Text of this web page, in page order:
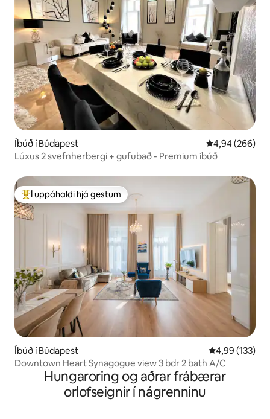
Íbúð í Búdapest 4,94 af 5 í
4,94 (266)
Lúxus 2 svefnherbergi + gufubað - Premium íbúð
Í mestu uppáhaldi hjá gestum
Í uppáhaldi hjá gestum
Íbúð í Búdapest 4,99 af 5 í
4,99 (133)
Downtown Heart Synagogue view 3 bdr 2 bath A/C
Hungaroring og aðrar frábærar
orlofseignir í nágrenninu